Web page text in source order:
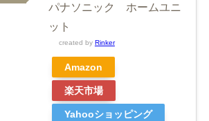
パナソニック ホームユニ
ット
created by Rinker
Amazon
楽天市場
Yahooショッピング